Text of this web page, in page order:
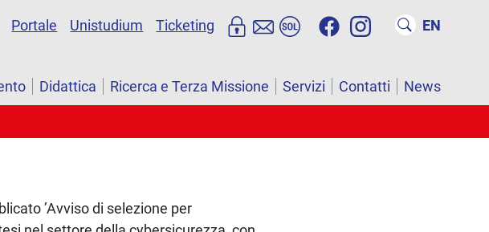
Portale Unistudium Ticketing EN
Didattica Ricerca e Terza Missione Servizi Contatti News
’Avviso di selezione per